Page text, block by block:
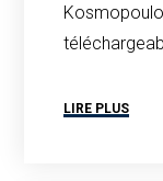
LIRE PLUS